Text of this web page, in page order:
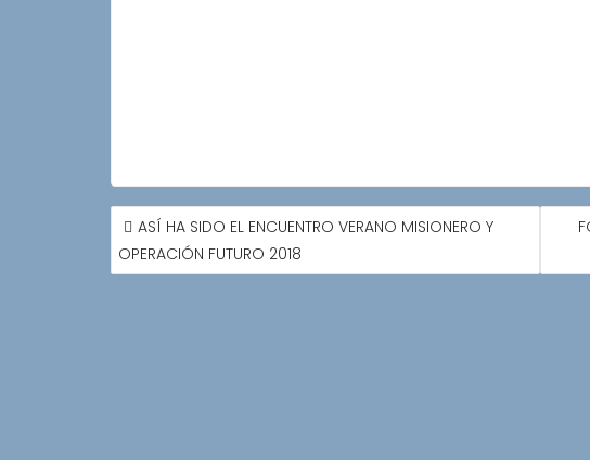
NAVEGACIÓN
DE
ENTRADAS
ASÍ HA SIDO EL ENCUENTRO VERANO MISIONERO Y
OPERACIÓN FUTURO 2018